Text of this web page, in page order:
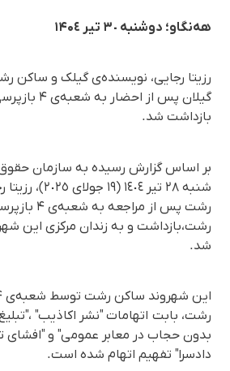
هەنگاو؛ دوشنبه ٣٠ تیر ۱۴۰٤
رزیتا رجایی، نویسنده‌ی گیلک و ساکن
گیلان پس از
بازداشت شد.
بر اساس گزارش رسیده به سازمان
شنبە ٢٨ تیر
رشت پس از
رشت،بازداشت و به زندان مرکزی این
شد.
رشت، بابت اتهامات "نشر اکاذیب"
بدون حجاب در معابر عمومی" و "افشای
دادسرا" تفهیم اتهام شده است.